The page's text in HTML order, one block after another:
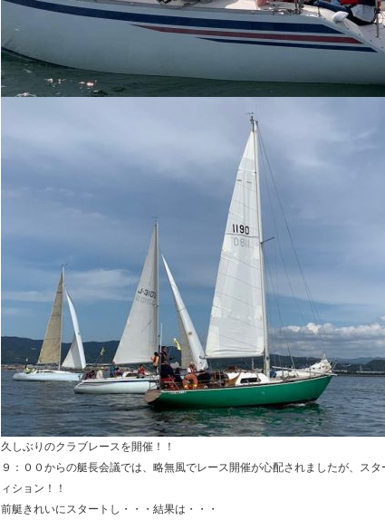
久しぶりのクラブレースを開催！！
９：００からの艇長会議では、略無風でレース開催が心配されましたが、ス
ィション！！
前艇きれいにスタートし・・・結果は・・・